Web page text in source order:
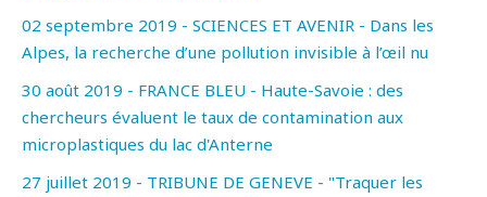
02 septembre 2019 - SCIENCES ET AVENIR - Dans les
Alpes, la recherche d’une pollution invisible à l’œil nu
30 août 2019 - FRANCE BLEU - Haute-Savoie : des
chercheurs évaluent le taux de contamination aux
microplastiques du lac d'Anterne
27 juillet 2019 - TRIBUNE DE GENEVE - "Traquer les